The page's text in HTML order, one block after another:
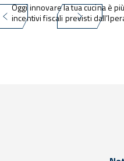
Oggi innovare la tua cucina è
incentivi fiscali previsti
misura consente alle imprese